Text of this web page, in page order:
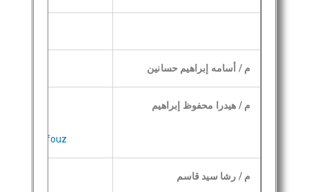
م / أسامه إبراهيم حسانين
م / هيدرا محفوظ إبراهيم
م / رشا سيد قاسم